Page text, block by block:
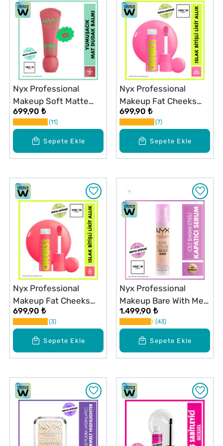
Sepete Ekle
Nyx Professional
Makeup Soft Matte
Smushy Dudak Balmı
Snuggle Szn 05
699,90 ₺
11
Sepete Ekle
Nyx Professional
Makeup Fat Cheeks
Allık Dragon Fruit Drip
699,90 ₺
7
Sepete Ekle
Nyx Professional
Makeup Fat Cheeks
Likit Allık Guava Gush
699,90 ₺
3
Sepete Ekle
Nyx Professional
Makeup Bare With Me
Kapatıcı Serum 03
Vanilla
1.499,90 ₺
43